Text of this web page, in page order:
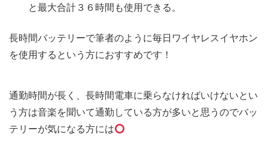
と最大合計３６時間も使用できる。
長時間バッテリーで筆者のように毎日ワイヤレスイヤホン
を使用するという方におすすめです！
通勤時間が長く、長時間電車に乗らなければいけないとい
う方は音楽を聞いて通勤している方が多いと思うのでバッ
テリーが気になる方には